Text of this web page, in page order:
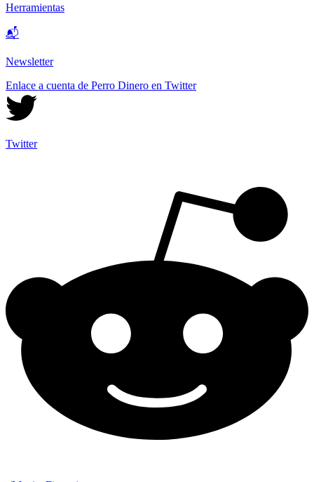
Herramientas
📬
Newsletter
Enlace a cuenta de Perro Dinero en Twitter
Twitter